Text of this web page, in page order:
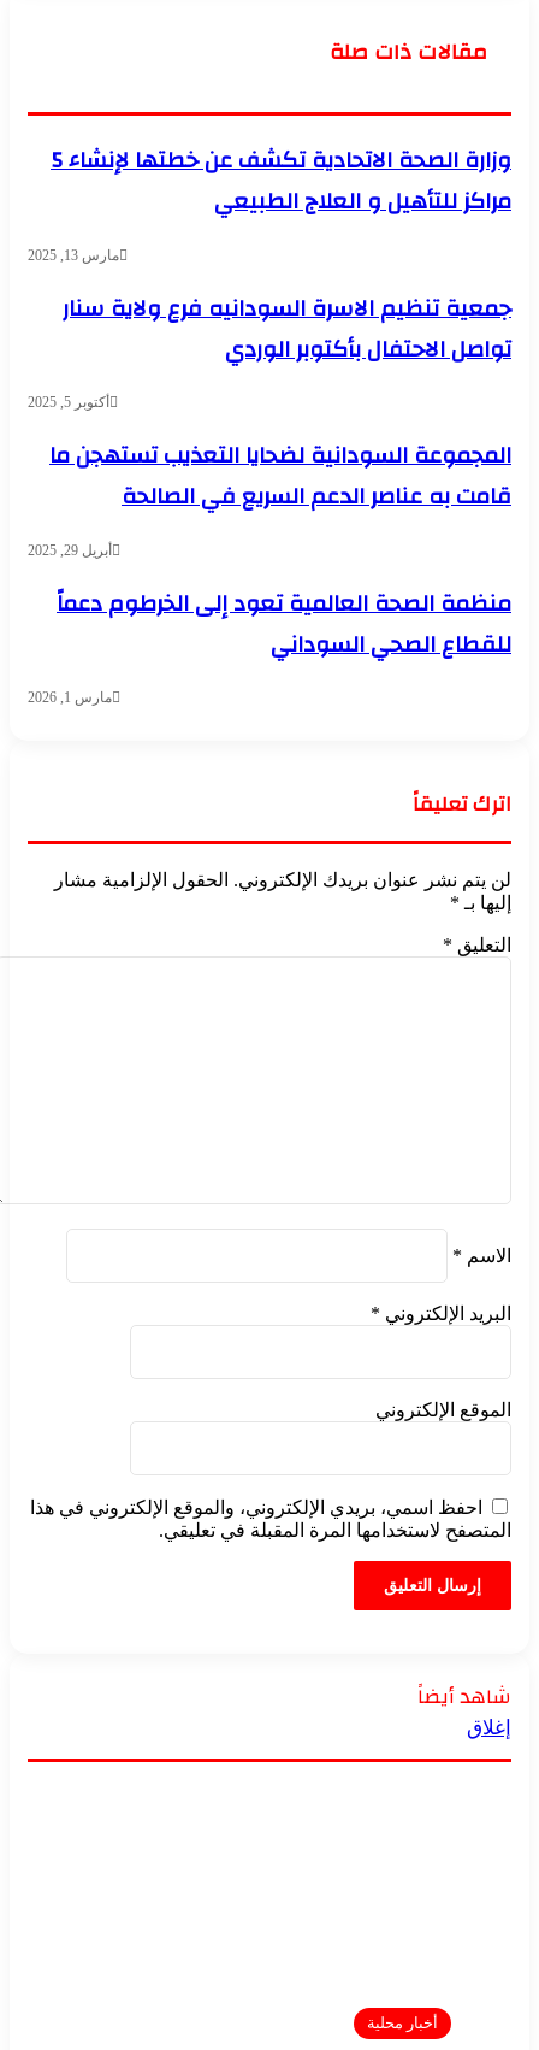
مقالات ذات صلة
وزارة الصحة الاتحادية تكشف عن خطتها لإنشاء 5
مراكز للتأهيل و العلاج الطبيعي
مارس 13, 2025
جمعية تنظيم الاسرة السودانيه فرع ولاية سنار
تواصل الاحتفال بأكتوبر الوردي
أكتوبر 5, 2025
المجموعة السودانية لضحايا التعذيب تستهجن ما
قامت به عناصر الدعم السريع في الصالحة
أبريل 29, 2025
منظمة الصحة العالمية تعود إلى الخرطوم دعماً
للقطاع الصحي السوداني
مارس 1, 2026
اترك تعليقاً
لن يتم نشر عنوان بريدك الإلكتروني.
الحقول الإلزامية مشار
إليها بـ *
التعليق *
الاسم *
البريد الإلكتروني *
الموقع الإلكتروني
احفظ اسمي، بريدي الإلكتروني، والموقع الإلكتروني في هذا
المتصفح لاستخدامها المرة المقبلة في تعليقي.
شاهد أيضاً
إغلاق
أخبار محلية